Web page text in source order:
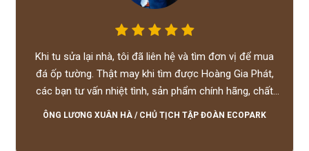
Khi tu sửa lại nhà, tôi đã liên hệ và tìm đơn vị để mua
đá ốp tường. Thật may khi tìm được Hoàng Gia Phát,
các bạn tư vấn nhiệt tình, sản phẩm chính hãng, chất
lượng tốt, giá hợp lý, hỗ trợ tận tình.
ÔNG LƯƠNG XUÂN HÀ / CHỦ TỊCH TẬP ĐOÀN ECOPARK